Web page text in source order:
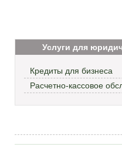
Услуги для
Кредиты для бизнеса
Расчетно-кассовое